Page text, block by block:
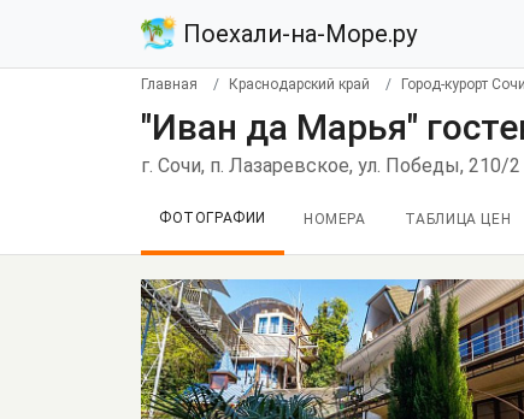
Поехали-на-Море.ру
Главная Краснодарский край Город-курорт Сочи
"Иван да Марья"
г. Сочи, п. Лазаревское, ул. Победы, 210/2
ФОТОГРАФИИ НОМЕРА ТАБЛИЦА ЦЕН